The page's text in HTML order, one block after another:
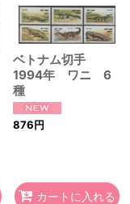
ベトナム切手
1994年 ワニ 6
種
876円
カートに入れる